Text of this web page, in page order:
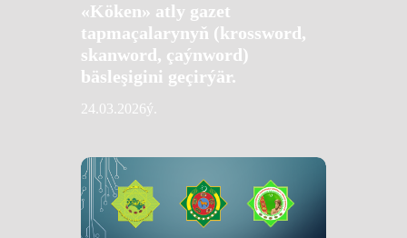
«Köken» atly gazet
tapmaçalarynyň (krossword,
skanword, çaýnword)
bäsleşigini geçirýär.
24.03.2026ý.